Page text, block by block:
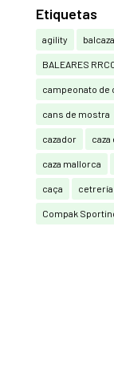
Etiquetas
agility balcaza
BALEARES
campeonato de
cans de mostra
cazador caza
caza mallorca
caça cetrería
Compak